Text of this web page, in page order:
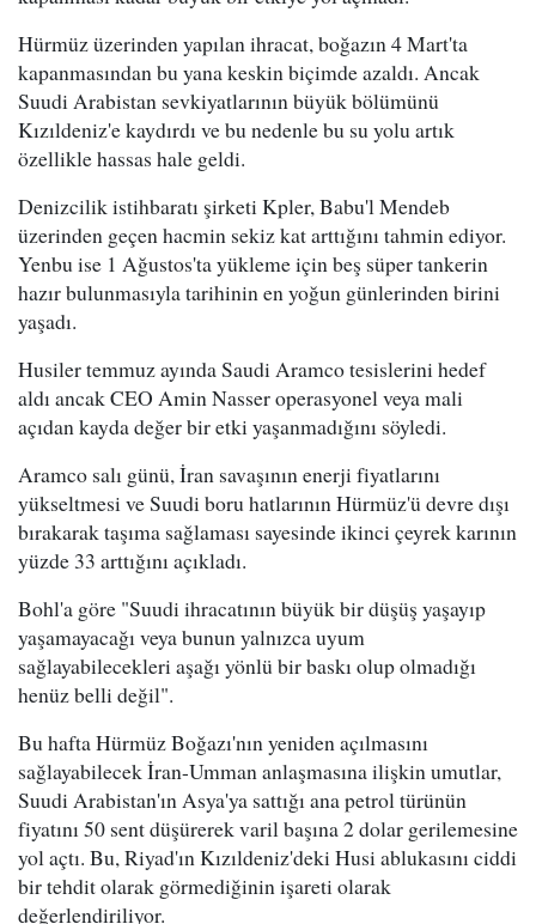
Hürmüz üzerinden yapılan ihracat, boğazın 4 Mart'ta
kapanmasından bu yana keskin biçimde azaldı. Ancak
Suudi Arabistan sevkiyatlarının büyük bölümünü
Kızıldeniz'e kaydırdı ve bu nedenle bu su yolu artık
özellikle hassas hale geldi.
Denizcilik istihbaratı şirketi Kpler, Babu'l Mendeb
üzerinden geçen hacmin sekiz kat arttığını tahmin ediyor.
Yenbu ise 1 Ağustos'ta yükleme için beş süper tankerin
hazır bulunmasıyla tarihinin en yoğun günlerinden birini
yaşadı.
Husiler temmuz ayında Saudi Aramco tesislerini hedef
aldı ancak CEO Amin Nasser operasyonel veya mali
açıdan kayda değer bir etki yaşanmadığını söyledi.
Aramco salı günü, İran savaşının enerji fiyatlarını
yükseltmesi ve Suudi boru hatlarının Hürmüz'ü devre dışı
bırakarak taşıma sağlaması sayesinde ikinci çeyrek karının
yüzde 33 arttığını açıkladı.
Bohl'a göre "Suudi ihracatının büyük bir düşüş yaşayıp
yaşamayacağı veya bunun yalnızca uyum
sağlayabilecekleri aşağı yönlü bir baskı olup olmadığı
henüz belli değil".
Bu hafta Hürmüz Boğazı'nın yeniden açılmasını
sağlayabilecek İran-Umman anlaşmasına ilişkin umutlar,
Suudi Arabistan'ın Asya'ya sattığı ana petrol türünün
fiyatını 50 sent düşürerek varil başına 2 dolar gerilemesine
yol açtı. Bu, Riyad'ın Kızıldeniz'deki Husi ablukasını ciddi
bir tehdit olarak görmediğinin işareti olarak
değerlendiriliyor.